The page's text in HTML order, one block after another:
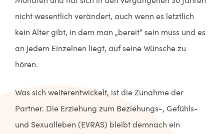
nicht wesentlich verändert, auch wenn es letztlich
kein Alter gibt, in dem man „bereit“ sein muss und es
an jedem Einzelnen liegt, auf seine Wünsche zu
hören.
Was sich weiterentwickelt, ist die Zunahme der
Partner. Die Erziehung zum Beziehungs-, Gefühls-
und Sexualleben (EVRAS) bleibt demnach ein